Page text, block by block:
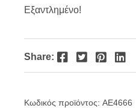
Εξαντλημένο!
Share: Facebook Twitter Pinterest LinkedIn
Κωδικός προϊόντος: AE4666